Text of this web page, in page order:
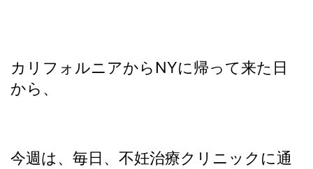
カリフォルニアからNYに帰って来た日
から、
今週は、毎日、不妊治療クリニックに通